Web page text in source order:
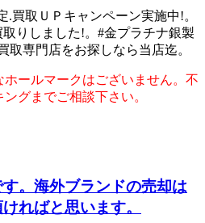
買取ＵＰキャンペーン実施中!。
りしました!。#金プラチナ銀製
専門店をお探しなら当店迄。
ールマークはございません。不
グまでご相談下さい。
。海外ブランドの売却は
ればと思います。